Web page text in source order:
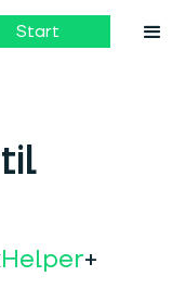
Start
Helper+